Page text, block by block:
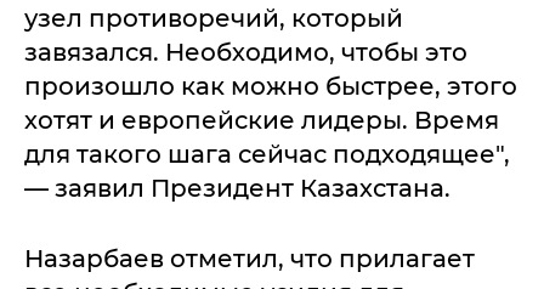
узел противоречий, который
завязался. Необходимо, чтобы это
произошло как можно быстрее, этого
хотят и европейские лидеры. Время
для такого шага сейчас подходящее",
— заявил Президент Казахстана.
Назарбаев отметил, что прилагает